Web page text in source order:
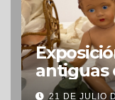
antiguas
Uruguay
21 DE JULIO